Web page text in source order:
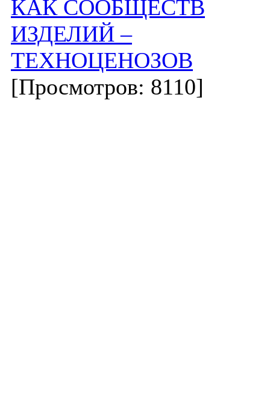
КАК СООБЩЕСТВ
ИЗДЕЛИЙ –
ТЕХНОЦЕНОЗОВ
[Просмотров: 8110]